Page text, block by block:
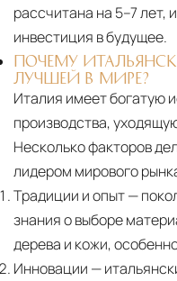
рассчитана на 5–7 лет,
инвестиция в будущее.
ПОЧЕМУ
ЛУЧШЕЙ В МИРЕ?
Италия имеет богатую
производства,
Несколько факторов
лидером мирового
Традиции и опыт—
знания о выборе
дерева и кожи,
Инновации —